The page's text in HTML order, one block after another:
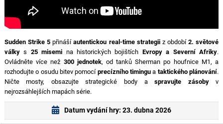
Sudden Strike 5 přinášíautentickou real-time strategiiz období 2. světové
válkys 25 misemi na historických bojištích Evropy a Severní Afriky.
Ovládněte více než 300 jednotek, od tanků Sherman po houfnice M1, a
rozhodujte o osudu bitev pomocí precízního timingu a taktického plánování.
Ničte mosty, obsazujte strategické body aspravujte zásobyv
nejrozsáhlejších mapách série.
Datum vydání hry: 23. dubna 2026